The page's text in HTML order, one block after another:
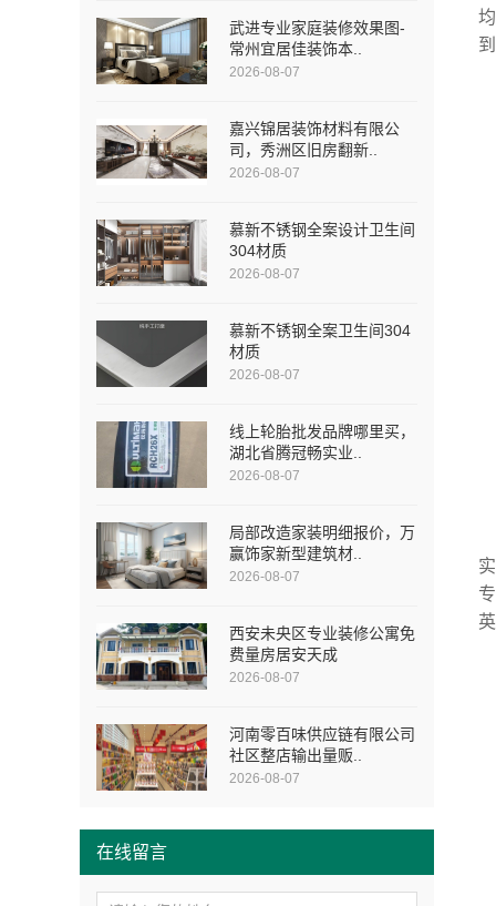
武进专业家庭装修效果图-
常州宜居佳装饰本..
2026-08-07
嘉兴锦居装饰材料有限公
司，秀洲区旧房翻新..
2026-08-07
慕新不锈钢全案设计卫生间
304材质
2026-08-07
慕新不锈钢全案卫生间304
材质
2026-08-07
线上轮胎批发品牌哪里买，
湖北省腾冠畅实业..
2026-08-07
局部改造家装明细报价，万
赢饰家新型建筑材..
2026-08-07
西安未央区专业装修公寓免
费量房居安天成
2026-08-07
河南零百味供应链有限公司
社区整店输出量贩..
2026-08-07
在线留言